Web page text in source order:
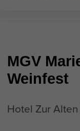
MGV
Weinfest
Hotel Zur